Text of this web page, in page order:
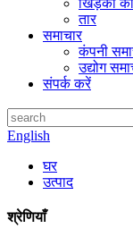
खिड़की का
तार
समाचार
कंपनी
उद्योग
संपर्क करें
English
घर
उत्पाद
श्रेणियाँ